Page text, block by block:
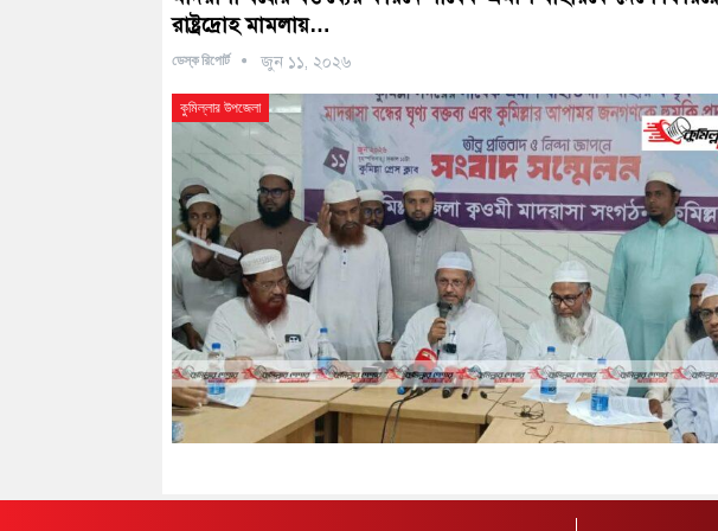
রাষ্ট্রদ্রোহ মামলায়…
ডেস্ক রিপোর্ট জুন ১১, ২০২৬
কুমিল্লার উপজেলা